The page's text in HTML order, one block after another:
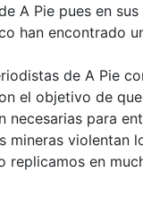
A Pie pues en
han encontrado
de A Pie
el objetivo de
necesarias para
mineras violentan
replicamos en